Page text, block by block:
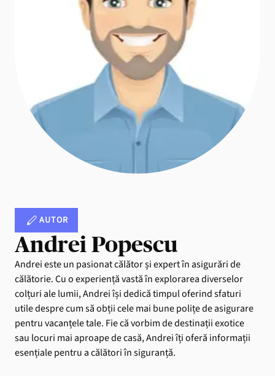
AUTOR
Andrei Popescu
Andrei este un pasionat călător și expert în asigurări de
călătorie. Cu o experiență vastă în explorarea diverselor
colțuri ale lumii, Andrei își dedică timpul oferind sfaturi
utile despre cum să obții cele mai bune polițe de asigurare
pentru vacanțele tale. Fie că vorbim de destinații exotice
sau locuri mai aproape de casă, Andrei îți oferă informații
esențiale pentru a călători în siguranță.